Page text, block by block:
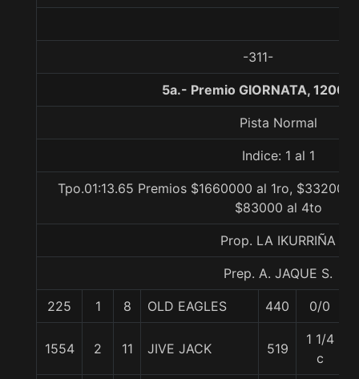
-311-
5a.- Premio GIORNATA, 1200
Pista Normal
Indice: 1 al 1
Tpo.01:13.65 Premios $1660000 al 1ro,
$83000 al 4to
Prop. LA IKURRIÑA
Prep. A. JAQUE S.
225 1 8 OLD EAGLES 440 0/0
1554 2 11 JIVE JACK 519
1 1/4
c